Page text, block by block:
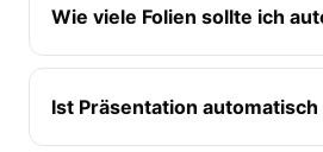
Wie viele Folien sollte ich
Ist Präsentation